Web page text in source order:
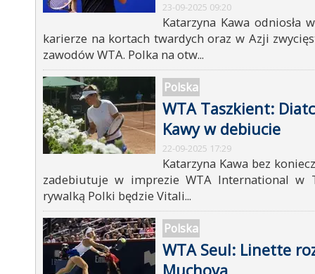
23-09-2025 09:20
Katarzyna Kawa odniosła
karierze na kortach twardych oraz w Azji
zawodów WTA. Polka na otw...
Polska
WTA Taszkient:
Kawy w debiucie
22-09-2025 17:29
Katarzyna Kawa bez
zadebiutuje w imprezie WTA International w
rywalką Polki będzie Vitali...
Polska
WTA Seul: Linette